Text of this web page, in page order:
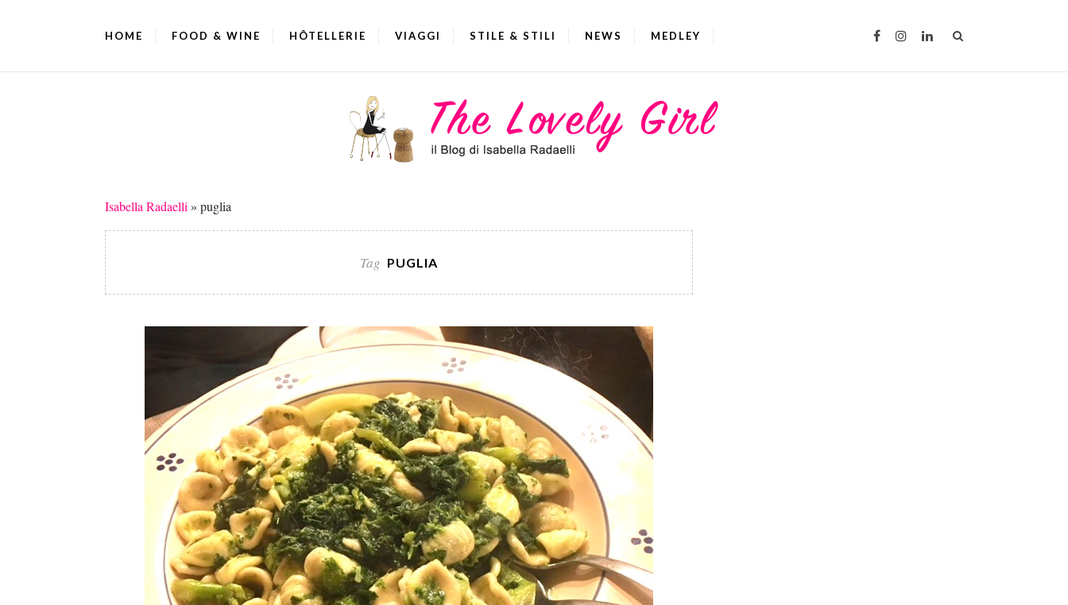
HOME FOOD & WINE HÔTELLERIE VIAGGI STILE & STILI NEWS MEDLEY
Isabella Radaelli » puglia
Tag PUGLIA